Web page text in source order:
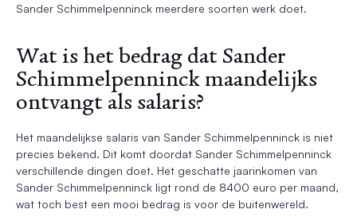
Sander Schimmelpenninck meerdere soorten werk doet.
Wat is het bedrag dat Sander
Schimmelpenninck maandelijks
ontvangt als salaris?
Het maandelijkse salaris van Sander Schimmelpenninck is niet
precies bekend. Dit komt doordat Sander Schimmelpenninck
verschillende dingen doet. Het geschatte jaarinkomen van
Sander Schimmelpenninck ligt rond de 8400 euro per maand,
wat toch best een mooi bedrag is voor de buitenwereld.